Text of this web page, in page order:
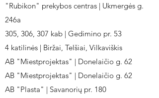
"Rubikon" prekybos centras | Ukmergės g.
246a
305, 306, 307 kab | Gedimino pr. 53
4 katilinės | Biržai, Telšiai, Vilkaviškis
AB "Miestprojektas" | Donelaičio g. 62
AB "Miestprojektas" | Donelaičio g. 62
AB "Plasta" | Savanorių pr. 180